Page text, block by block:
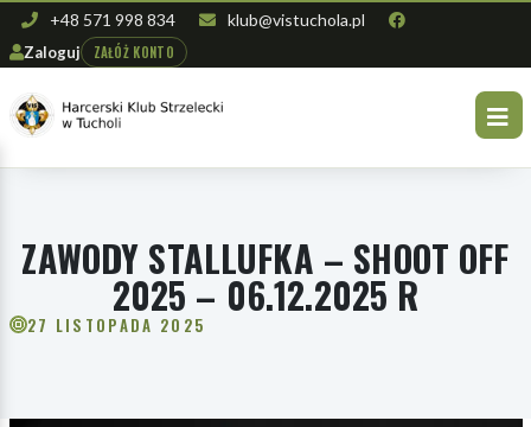
+48 571 998 834 klub@vistuchola.pl
Zaloguj ZAŁÓŻ KONTO
ZAWODY STALLUFKA – SHOOT OFF
2025 – 06.12.2025 R
27 LISTOPADA 2025